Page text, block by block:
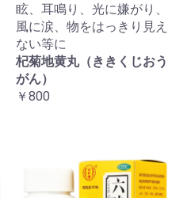
眩、耳鳴り、光に嫌がり、
風に涙、物をはっきり見え
ない等に
杞菊地黄丸（ききくじおう
がん）
￥800